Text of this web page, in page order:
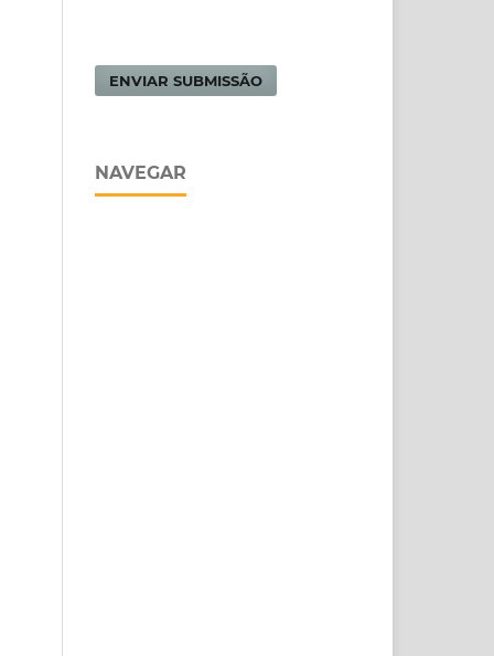
ENVIAR SUBMISSÃO
NAVEGAR